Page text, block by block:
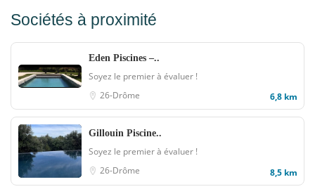
Sociétés à proximité
Eden Piscines –..
Soyez le premier à évaluer !
26-Drôme
6,8 km
Gillouin Piscine..
Soyez le premier à évaluer !
26-Drôme
8,5 km